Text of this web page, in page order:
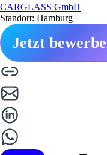
CARGLASS GmbH
Standort: Hamburg
Jetzt